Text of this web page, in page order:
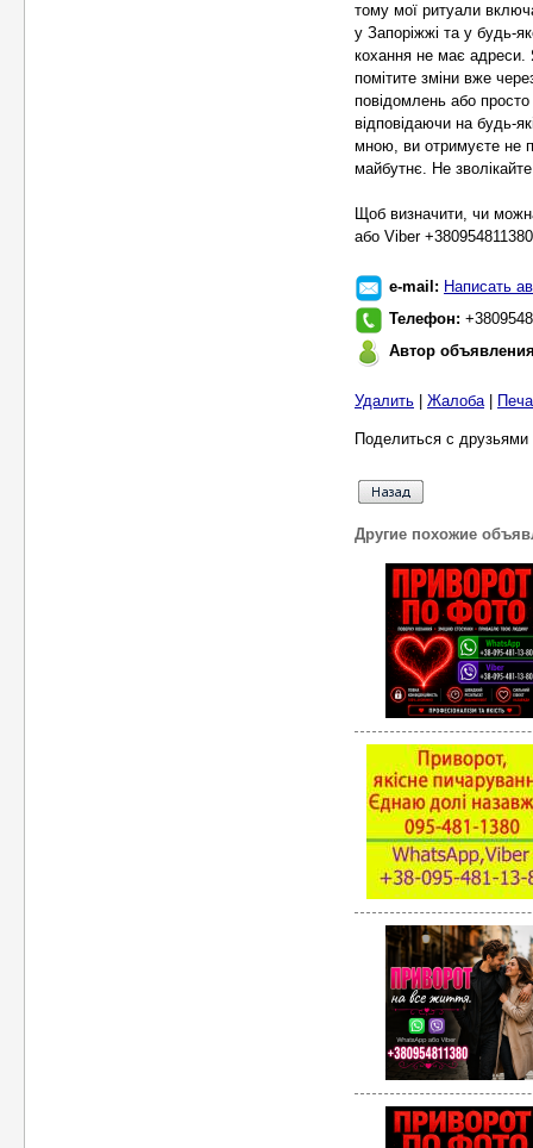
тому мої ритуали
у Запоріжжі та у будь-
кохання не має адреси.
помітите зміни вже
повідомлень або
відповідаючи на будь-
мною, ви отримуєте не
майбутнє. Не
Щоб визначити, чи
або Viber +380954811380
e-mail: Написать
Телефон:
Автор
Удалить Жалоба|
Поделиться с
Другие похожие